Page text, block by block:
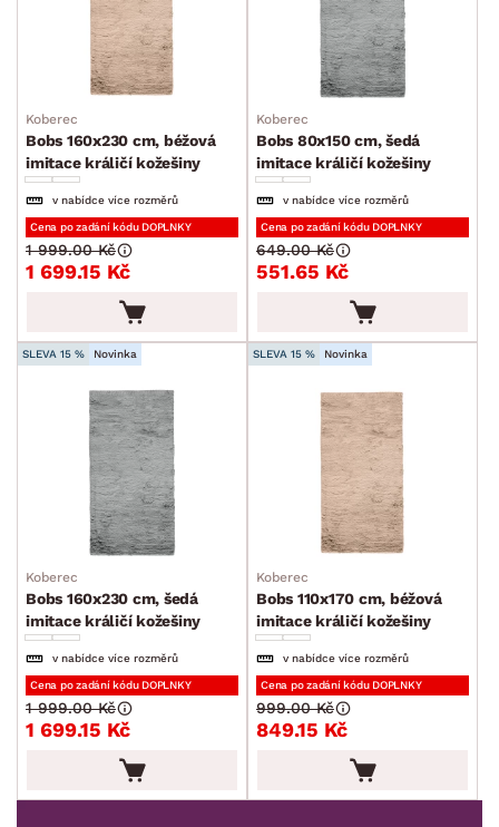
Velké a střední koberce
Běhouny a malé koberce
Koupelnové předložky
Rohožky
Ručníky a osušky
Povlečení a prostěradla
Závěsy a žaluzie
Kuchyňský textil
Stolování a vaření
Zahradní doplňky
Osvětlení
Ukládání a organizace
Drobné bytové doplňky
Vánoce
Velikonoce
Sedací soupravy a pohovky
Sestavy a stěny
Drobný nábytek
Spotřebiče
BARVA
Koberec
Bobs 160x230 cm, béžová
imitace králičí kožešiny
v nabídce více rozměrů
Cena po zadání kódu DOPLNKY
1 699.15 Kč
1 999.00 Kč
Koberec
Bobs 80x150 cm, šedá
imitace králičí kožešiny
v nabídce více rozměrů
Cena po zadání kódu DOPLNKY
551.65 Kč
649.00 Kč
SLEVA 15 % Novinka
Koberec
Bobs 160x230 cm, šedá
imitace králičí kožešiny
v nabídce více rozměrů
Cena po zadání kódu DOPLNKY
1 699.15 Kč
1 999.00 Kč
SLEVA 15 % Novinka
Koberec
Bobs 110x170 cm, béžová
imitace králičí kožešiny
v nabídce více rozměrů
Cena po zadání kódu DOPLNKY
849.15 Kč
999.00 Kč